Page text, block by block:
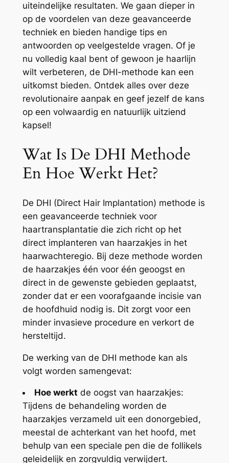
uiteindelijke resultaten. We gaan dieper in
op de voordelen van deze geavanceerde
techniek en bieden handige tips en
antwoorden op veelgestelde vragen. Of je
nu volledig kaal bent of gewoon je haarlijn
wilt verbeteren, de DHI-methode kan een
uitkomst bieden. Ontdek alles over deze
revolutionaire aanpak en geef jezelf de kans
op een volwaardig en natuurlijk uitziend
kapsel!
Wat Is De DHI Methode
En Hoe Werkt Het?
De DHI (Direct Hair Implantation) methode is
een geavanceerde techniek voor
haartransplantatie die zich richt op het
direct implanteren van haarzakjes in het
haarwachteregio. Bij deze methode worden
de haarzakjes één voor één geoogst en
direct in de gewenste gebieden geplaatst,
zonder dat er een voorafgaande incisie van
de hoofdhuid nodig is. Dit zorgt voor een
minder invasieve procedure en verkort de
hersteltijd.
De werking van de DHI methode kan als
volgt worden samengevat:
Hoe werkt de oogst van haarzakjes:
Tijdens de behandeling worden de
haarzakjes verzameld uit een donorgebied,
meestal de achterkant van het hoofd, met
behulp van een speciale pen die de follikels
geleidelijk en zorgvuldig verwijdert.